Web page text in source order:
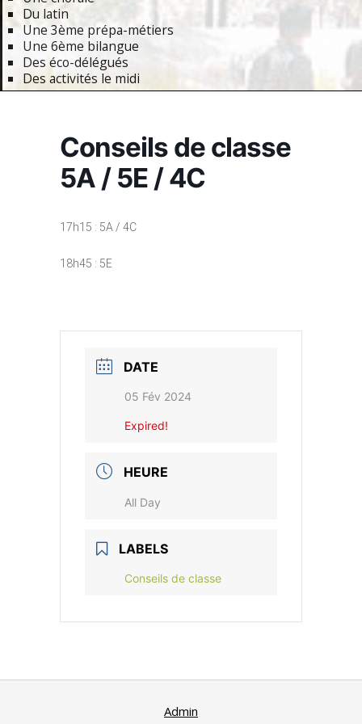
Du latin
Une 3ème prépa-métiers
Une 6ème bilangue
Des éco-délégués
Des activités le midi
Conseils de classe
5A / 5E / 4C
17h15 : 5A / 4C
18h45 : 5E
DATE
05 Fév 2024
Expired!
HEURE
All Day
LABELS
Conseils de classe
Admin